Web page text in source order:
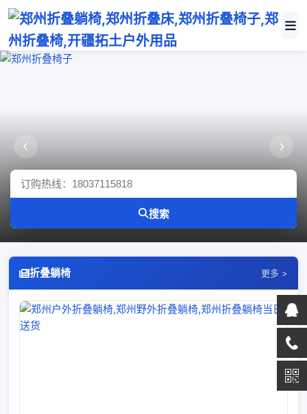
郑州折叠椅子
郑州折叠躺椅
搜索
折叠躺椅 更多 >